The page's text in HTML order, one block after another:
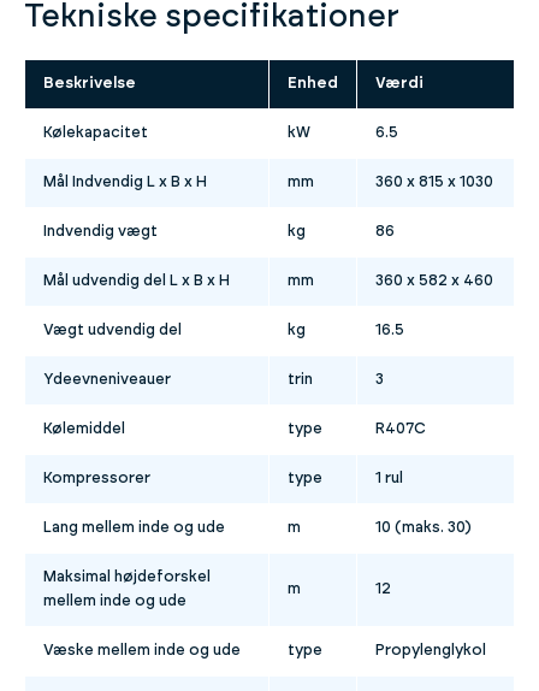
Tekniske specifikationer
Beskrivelse Enhed Værdi
Kølekapacitet kW 6.5
Mål Indvendig L x B x H mm 360 x 815 x 1030
Indvendig vægt kg 86
Mål udvendig del L x B x H mm 360 x 582 x 460
Vægt udvendig del kg 16.5
Ydeevneniveauer trin 3
Kølemiddel type R407C
Kompressorer type 1 rul
Lang mellem inde og ude m 10 (maks. 30)
Maksimal højdeforskel
mellem inde og ude
m 12
Væske mellem inde og ude type Propylenglykol